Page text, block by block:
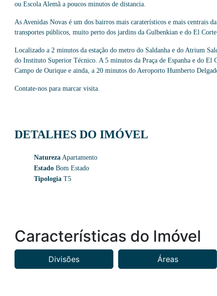
ou Escola Alemã a poucos minutos de distancia.
As Avenidas Novas é um dos bairros mais caraterísticos e mais centrais
transportes públicos, muito perto dos jardins da Gulbenkian e do El
Localizado a 2 minutos da estação do metro do Saldanha e do Atrium
do Instituto Superior Técnico. A 5 minutos da Praça de Espanha e do
Campo de Ourique e ainda, a 20 minutos do Aeroporto Humberto
Contate-nos para marcar visita.
DETALHES DO IMÓVEL
Natureza Apartamento
Estado Bom Estado
Tipologia T5
Características do Imóvel
Divisões Áreas